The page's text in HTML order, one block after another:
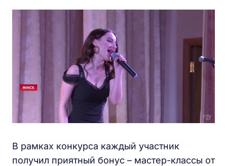
В рамках конкурса каждый участник
получил приятный бонус – мастер-классы от